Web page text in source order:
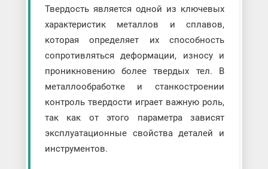
Твердость является одной из ключевых
характеристик металлов и сплавов,
которая определяет их способность
сопротивляться деформации, износу и
проникновению более твердых тел. В
металлообработке и станкостроении
контроль твердости играет важную роль,
так как от этого параметра зависят
эксплуатационные свойства деталей и
инструментов.